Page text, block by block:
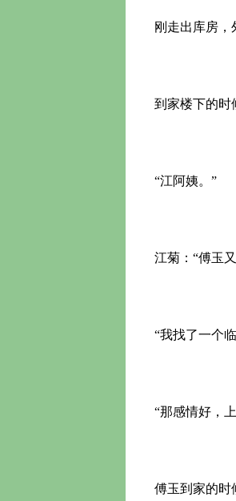
刚走出库房，
到家楼下的时
“江阿姨。”
江菊：“傅玉
“我找了一个
“那感情好，上
傅玉到家的时